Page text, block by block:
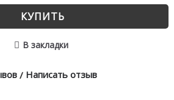
КУПИТЬ
В закладки
/ Написать отзыв